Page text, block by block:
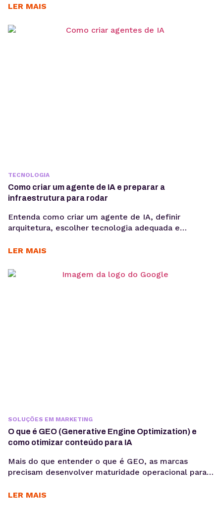
casos de uso e como a ferramenta pode contribuir
OpenClaw centraliza a criação e operação de
LER MAIS
TECNOLOGIA
Como criar um agente de IA e preparar a
infraestrutura para rodar
Entenda como criar um agente de IA, definir
arquitetura, escolher tecnologia adequada e
considerando integrações, observabilidade, custos
vai além de escolher um modelo de linguagem ou
LER MAIS
SOLUÇÕES EM MARKETING
O que é GEO (Generative Engine Optimization) e
como otimizar conteúdo para IA
Mais do que entender o que é GEO, as marcas
precisam desenvolver maturidade operacional para
intenção, consistência temática e conteúdos
LER MAIS